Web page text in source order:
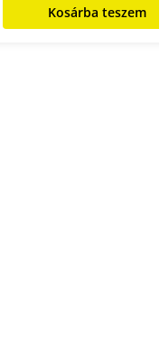
Kosárba teszem